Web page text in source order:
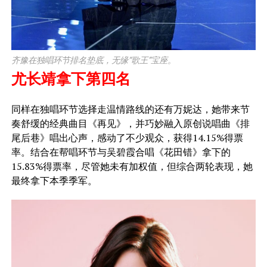
齐豫在独唱环节排名垫底，无缘“歌王”宝座。
尤长靖拿下第四名
​同样在独唱环节选择走温情路线的还有万妮达，她带来节
奏舒缓的经典曲目《再见》，并巧妙融入原创说唱曲《排
尾后巷》唱出心声，感动了不少观众，获得14.15%得票
率。结合在帮唱环节与吴碧霞合唱《花田错》拿下的
15.83%得票率，尽管她未有加权值，但综合两轮表现，她
最终拿下本季季军。